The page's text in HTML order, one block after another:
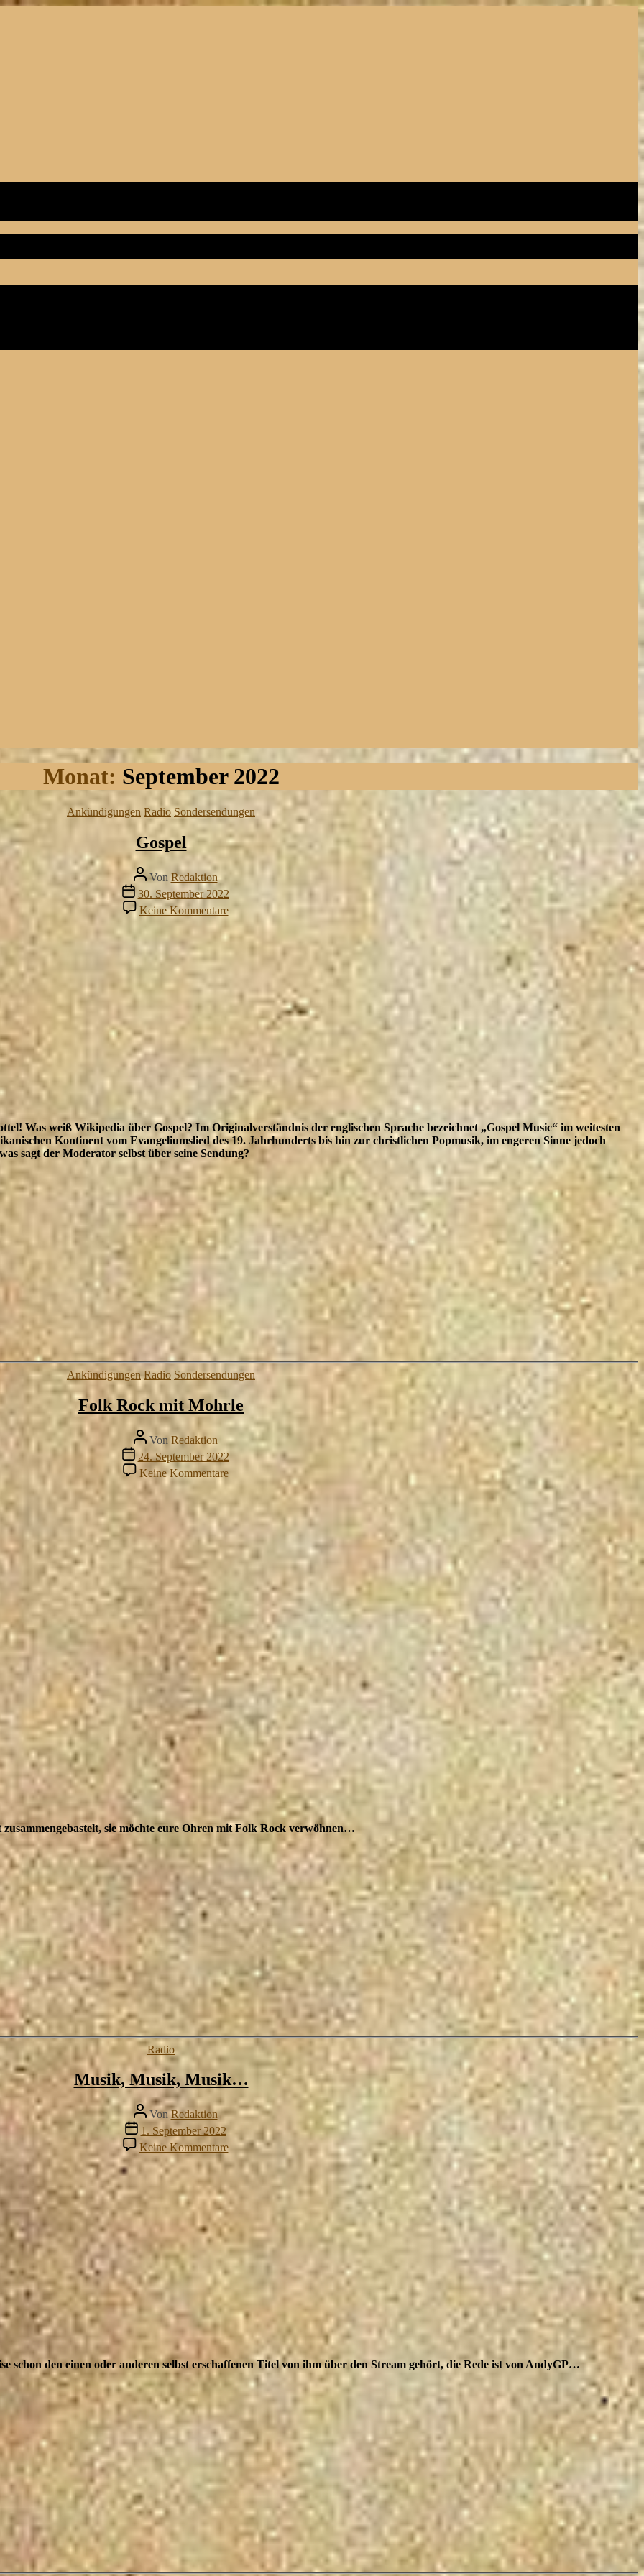
Monat: September 2022
Kategorien
Ankündigungen Radio Sondersendungen
Gospel
Beitragsautor
Von Redaktion
Veröffentlichungsdatum
30. September 2022
Keine Kommentarezu
Gospel
Was weiß Wikipedia über Gospel? Im Originalverständnis der englischen Sprache bezeichnet „Gospel Music“ im weitesten
Kontinent vom Evangeliumslied des 19. Jahrhunderts bis hin zur christlichen Popmusik, im engeren Sinne jedoch
sagt der Moderator selbst über seine Sendung?
Kategorien
Ankündigungen Radio Sondersendungen
Folk Rock mit Mohrle
Beitragsautor
Von Redaktion
Veröffentlichungsdatum
24. September 2022
Keine Kommentarezu
Folk
mit
Mohrle
sie möchte eure Ohren mit Folk Rock verwöhnen…
Kategorien
Radio
Musik, Musik, Musik…
Beitragsautor
VonRedaktion
Veröffentlichungsdatum
1. September 2022
Keine Kommentarezu
Musik,
Musik,
den einen oder anderen selbst erschaffenen Titel von ihm über den Stream gehört, die Rede ist von AndyGP…